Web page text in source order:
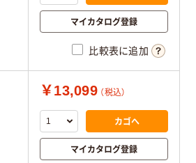
マイカタログ登録
比較表に追加
￥13,099 （税込）
カゴへ
マイカタログ登録